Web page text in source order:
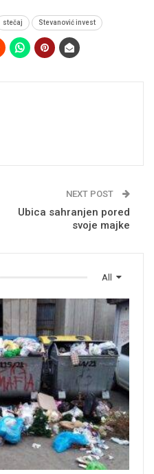
stečaj Stevanović invest
NEXT POST
Ubica sahranjen pored
svoje majke
All